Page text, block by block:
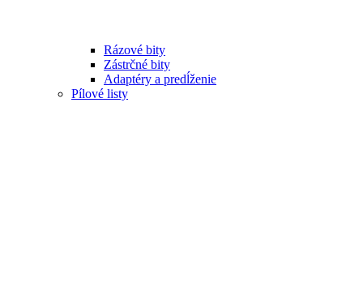
Rázové bity
Zástrčné bity
Adaptéry a predĺženie
Pílové listy